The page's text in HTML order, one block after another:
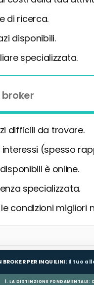
di ricerca.
disponibili.
specializzata.
broker
difficili da trovare.
(spesso
è online.
specializzata.
condizioni migliori
BROKER PER INQUILINI: Il tuo
1. LA DISTINZIONE FONDAMENTALE: